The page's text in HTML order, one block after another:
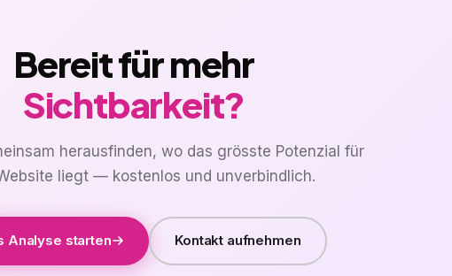
Bereit für mehr
Sichtbarkeit?
herausfinden, wo das grösste Potenzial für
liegt — kostenlos und unverbindlich.
Analyse starten Kontakt aufnehmen